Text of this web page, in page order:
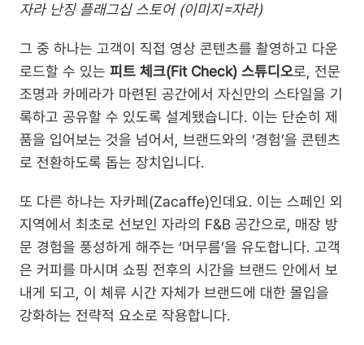
자라 난징 플래그십 스토어 (이미지=자라)
그 중 하나는 고객이 직접 영상 콘텐츠를 촬영하고 다운
로드할 수 있는 피트 체크(Fit Check) 스튜디오로, 전문
조명과 카메라가 마련된 공간에서 자신만의 스타일을 기
록하고 공유할 수 있도록 설계됐습니다. 이는 단순히 제
품을 입어보는 것을 넘어서, 브랜드와의 ‘경험’을 콘텐츠
로 전환하도록 돕는 장치입니다.
또 다른 하나는 자카페(Zacaffe)인데요. 이는 스페인 외
지역에서 최초로 선보인 자라의 F&B 공간으로, 매장 방
문 경험을 풍성하게 해주는 ‘머무름’을 유도합니다. 고객
은 커피를 마시며 쇼핑 전후의 시간을 브랜드 안에서 보
내게 되고, 이 체류 시간 자체가 브랜드에 대한 몰입을
강화하는 전략적 요소로 작용합니다.